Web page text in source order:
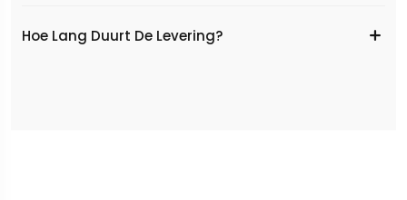
Hoe Lang Duurt De Levering?